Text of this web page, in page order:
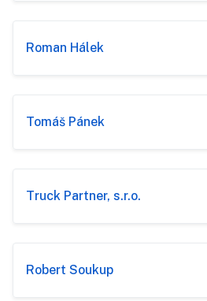
Roman Hálek
Tomáš Pánek
Truck Partner, s.r.o.
Robert Soukup